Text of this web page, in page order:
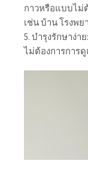
กาวหรือแบบไม่
เช่น บ้าน โรงพย
5. บำรุงรักษาง่
ไม่ต้องการการ